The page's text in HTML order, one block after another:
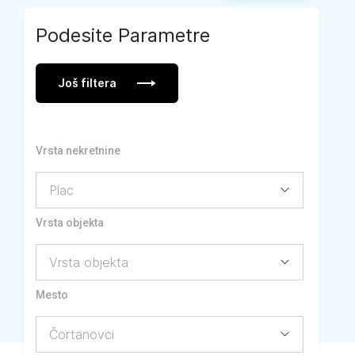
Podesite Parametre
Još filtera
Vrsta nekretnine
Vrsta objekta
Mesto